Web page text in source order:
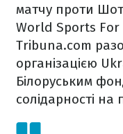
матчу проти
World Sports For
Tribuna.com
організацією
Білоруським
солідарності на